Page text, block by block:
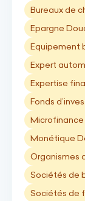
Bureaux de
Epargne
Equipement
Expert
Expertise
Fonds
Monétique
Organismes
Sociétés de
Sociétés de